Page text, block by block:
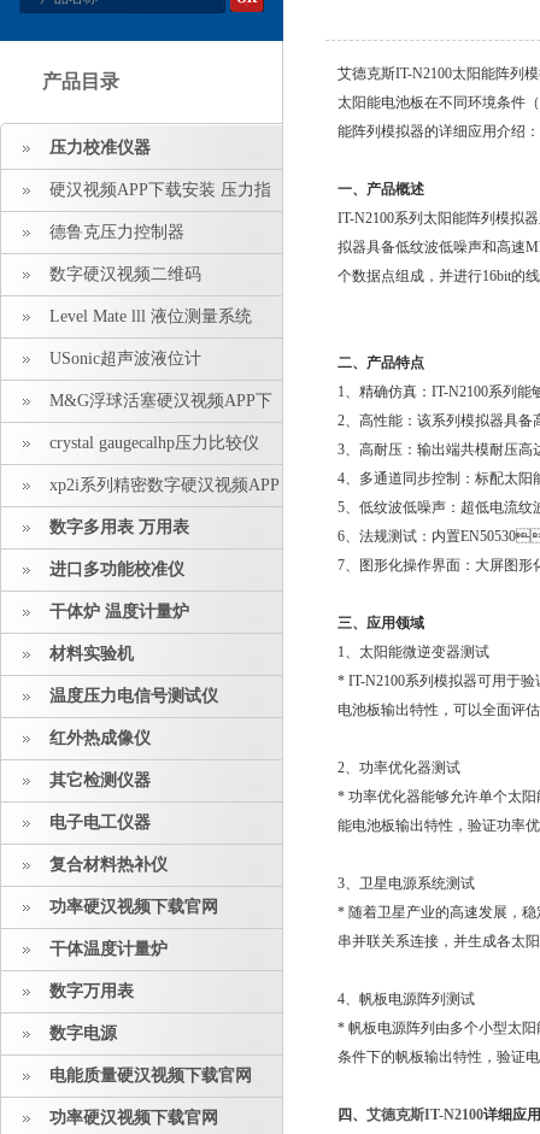
产品目录
压力校准仪器
硬汉视频APP下载安装 压力指
示仪 压力标准源
德鲁克压力控制器
数字硬汉视频二维码
Level Mate lll 液位测量系统
USonic超声波液位计
M&G浮球活塞硬汉视频APP下
载安装crystal gaugecalhp压力比较仪
xp2i系列精密数字硬汉视频APP
下载安装数字多用表 万用表
进口多功能校准仪
干体炉 温度计量炉
材料实验机
温度压力电信号测试仪
红外热成像仪
其它检测仪器
电子电工仪器
复合材料热补仪
功率硬汉视频下载官网
干体温度计量炉
数字万用表
数字电源
电能质量硬汉视频下载官网
功率硬汉视频下载官网
艾德克斯IT-N2100太阳能阵列
太阳能电池板在不同环境条件（
能阵列模拟器的详细应用介绍：
一、产品概述
IT-N2100系列太阳能阵列模拟器主
拟器具备低纹波低噪声和高速
个数据点组成，并进行16bit的线
二、产品特点
1、精确仿真：IT-N2100系列
2、高性能：该系列模拟器
3、高耐压：输出端共模耐
4、多通道同步控制：标配太
5、低纹波低噪声：超低电流纹
6、法规测试：内置
7、图形化操作界面：大屏图形
三、应用领域
1、太阳能微逆变器测试
* IT-N2100系列模拟器可用于验
电池板输出特性，可以全面评
2、功率优化器测试
* 功率优化器能够允许单个太阳
能电池板输出特性，验证功
3、卫星电源系统测试
* 随着卫星产业的高速发展，
串并联关系连接，并生成各
4、帆板电源阵列测试
* 帆板电源阵列由多个小型太阳
条件下的帆板输出特性，验证
四、 艾德克斯IT-N2100详细应